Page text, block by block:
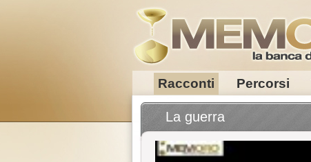
Racconti Percorsi
La guerra